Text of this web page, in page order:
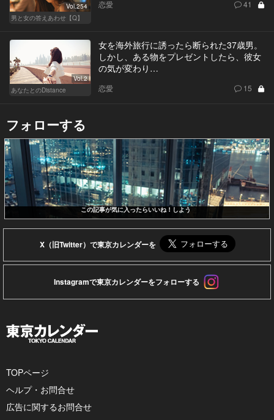
Vol.254
男と女の答えあわせ【Q】
恋愛 41
Vol.2
あなたとのDistance
女を海外旅行に誘ったら断られた37歳男。
しかし、ある物をプレゼントしたら、彼女
の気が変わり…
恋愛 15
フォローする
この記事が気に入ったらいいね！しよう
X（旧Twitter）で東京カレンダーを
Instagramで東京カレンダーをフォローする
TOPページ
ヘルプ・お問合せ
広告に関するお問合せ